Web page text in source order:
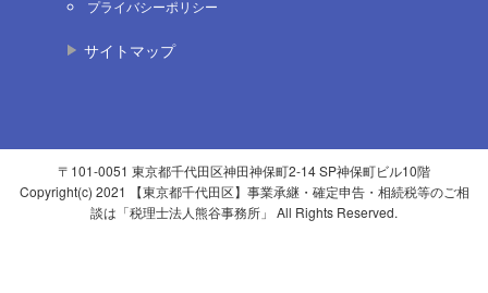
プライバシーポリシー
サイトマップ
〒101-0051 東京都千代田区神田神保町2-14 SP神保町ビル10階
Copyright(c) 2021 【東京都千代田区】事業承継・確定申告・相続税等のご相
談は「税理士法人熊谷事務所」 All Rights Reserved.